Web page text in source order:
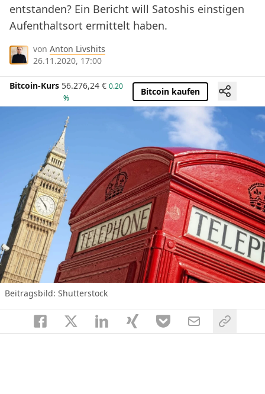
entstanden? Ein Bericht will Satoshis einstigen
Aufenthaltsort ermittelt haben.
von Anton Livshits
26.11.2020, 17:00
Bitcoin-Kurs 56.276,24 € 0.20
%
Bitcoin kaufen
Beitragsbild: Shutterstock